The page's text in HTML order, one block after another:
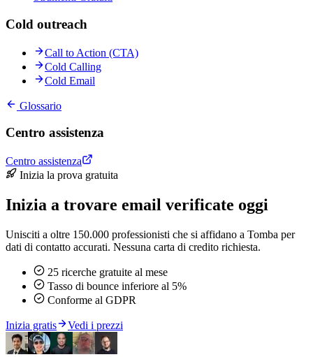
Cold outreach
Call to Action (CTA)
Cold Calling
Cold Email
Glossario
Centro assistenza
Centro assistenza
Inizia la prova gratuita
Inizia a trovare email verificate oggi
Unisciti a oltre 150.000 professionisti che si affidano a Tomba per
dati di contatto accurati. Nessuna carta di credito richiesta.
25 ricerche gratuite al mese
Tasso di bounce inferiore al 5%
Conforme al GDPR
Inizia gratis Vedi i prezzi